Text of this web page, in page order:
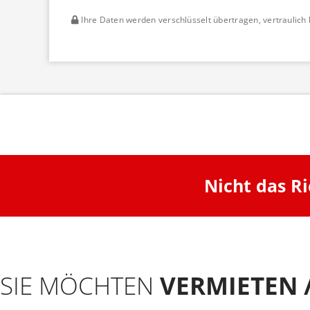
Ihre Daten werden verschlüsselt übertragen,
Nicht das
SIE MÖCHTEN VERMIETEN